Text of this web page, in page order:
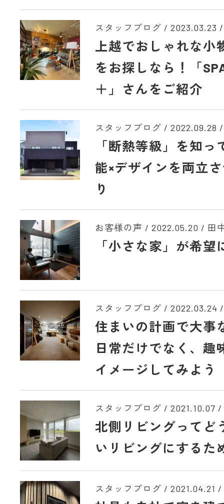
スタッフブログ / 2023.03.23 /
上越でおしゃれな小
をお探しなら！「
＋」さんをご紹介
スタッフブログ / 2022.09.28 /
「断熱等級」を知
能×デザインを両立
り
お客様の声 / 2022.05.20 / 田
「小さな家」が希望
スタッフブログ / 2022.03.24 /
住まいの計画で大事
日常だけでなく、趣
イメージしてみよう
スタッフブログ / 2021.10.07 /
北側リビングってど
いリビングにするた
スタッフブログ / 2021.04.21 /